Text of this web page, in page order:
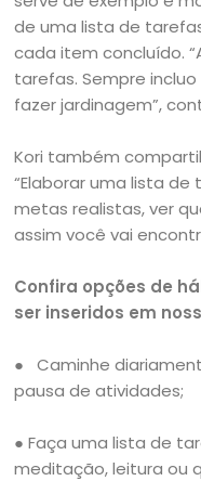
de uma lista de
cada item concluído.
tarefas. Sempre
fazer jardinagem”,
Kori também
“Elaborar uma lista
metas realistas, ver
assim você vai
Confira opções de
ser inseridos em
● Caminhe
pausa de atividades;
● Faça uma lista de
meditação, leitura ou